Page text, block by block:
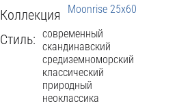
Коллекция Moonrise 25x60
Стиль: современный
скандинавский
средиземноморский
классический
природный
неоклассика